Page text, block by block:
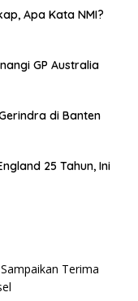
Apa Kata NMI?
GP Australia
di Banten
25 Tahun, Ini